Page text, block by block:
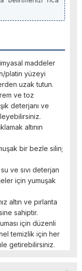
maddeler
platin yüzeyi
uzak tutun.
ve toz
deterjanı ve
altının
bir bezle silin;
su ve sıvı deterjan
için yumuşak
altın ve pırlanta
sahiptir.
için düzenli
temizlik için her
getirebilirsiniz.